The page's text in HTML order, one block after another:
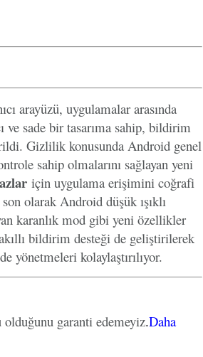
arayüzü, uygulamalar arasında
ve sade bir tasarıma sahip, bildirim
Gizlilik konusunda Android genel
sahip olmalarını sağlayan yeni
için uygulama erişimini coğrafi
olarak Android düşük ışıklı
karanlık mod gibi yeni özellikler
bildirim desteği de geliştirilerek
yönetmeleri kolaylaştırılıyor.
olduğunu garanti edemeyiz.Daha